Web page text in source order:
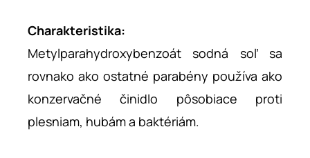
Charakteristika:
Metylparahydroxybenzoát sodná soľ sa
rovnako ako ostatné parabény používa ako
konzervačné činidlo pôsobiace proti
plesniam, hubám a baktériám.